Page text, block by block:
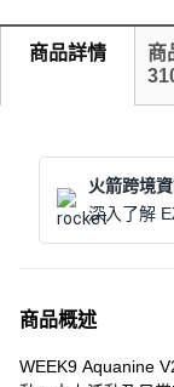
商品詳情 商
火箭跨境
深入了解
商品概述
WEEK9 Aquanine